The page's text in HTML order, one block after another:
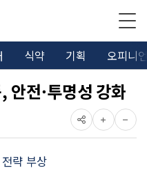
식약 기획 오피니
안전·투명성 강화
략 부상